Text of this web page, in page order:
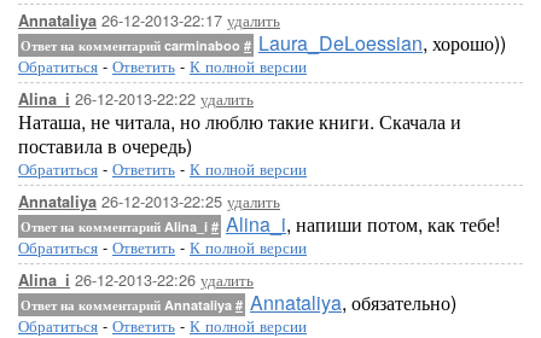
Annataliya 26-12-2013-22:17 удалить
Ответ на комментарий carminaboo # Laura_DeLoessian, хорошо))
Обратиться - Ответить - К полной версии
Alina_i 26-12-2013-22:22 удалить
Наташа, не читала, но люблю такие книги. Скачала и
поставила в очередь)
Обратиться - Ответить - К полной версии
Annataliya 26-12-2013-22:25 удалить
Ответ на комментарий Alina_i # Alina_i, напиши потом, как тебе!
Обратиться - Ответить - К полной версии
Alina_i 26-12-2013-22:26 удалить
Ответ на комментарий Annataliya # Annataliya, обязательно)
Обратиться - Ответить - К полной версии